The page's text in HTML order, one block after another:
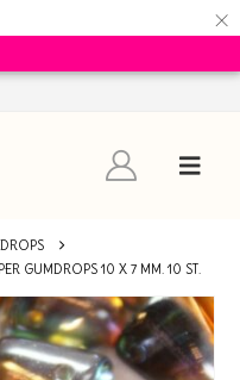
×
GUMDROPS 10 X 7 MM. 10 ST.